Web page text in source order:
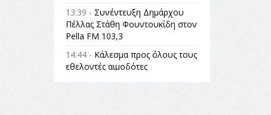
13:39 - Συνέντευξη Δημάρχου
Πέλλας Στάθη Φουντουκίδη στον
Pella FM 103,3
14:44 - Κάλεσμα προς όλους τους
εθελοντές αιμοδότες
14:23 -Όλη η Ελλάδα ένας
πολιτισμός Μουσική
εγκατάσταση Πόλεμος και